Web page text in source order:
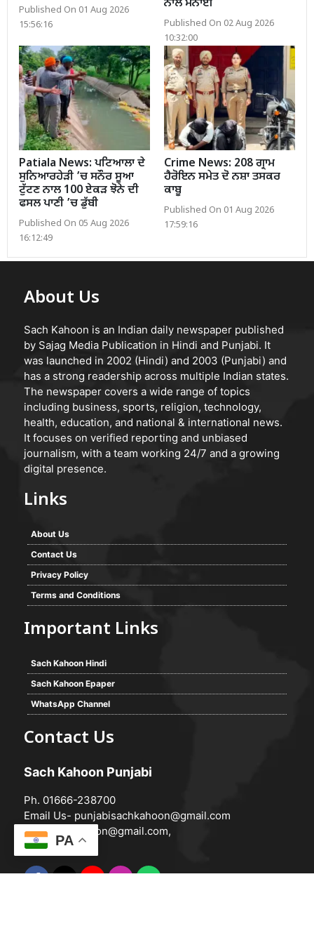
Published On 01 Aug 2026
15:56:16
ਨਾਲ ਮਨਾਈ
Published On 02 Aug 2026
10:32:00
Patiala News: ਪਟਿਆਲਾ ਦੇ
ਸੁਨਿਆਰਹੇੜੀ ’ਚ ਸਨੌਰ ਸੂਆ
ਟੁੱਟਣ ਨਾਲ 100 ਏਕੜ ਝੋਨੇ ਦੀ
ਫਸਲ ਪਾਣੀ ’ਚ ਡੁੱਬੀ
Published On 05 Aug 2026
16:12:49
Crime News: 208 ਗ੍ਰਾਮ
ਹੈਰੋਇਨ ਸਮੇਤ ਦੋ ਨਸ਼ਾ ਤਸਕਰ
ਕਾਬੂ
Published On 01 Aug 2026
17:59:16
About Us
Sach Kahoon is an Indian daily newspaper published
by Sajag Media Publication in Hindi and Punjabi. It
was launched in 2002 (Hindi) and 2003 (Punjabi) and
has a strong readership across multiple Indian states.
The newspaper covers a wide range of topics
including business, sports, religion, technology,
health, education, and national & international news.
It focuses on verified reporting and unbiased
journalism, with a team working 24/7 and a growing
digital presence.
Links
About Us
Contact Us
Privacy Policy
Terms and Conditions
Important Links
Sach Kahoon Hindi
Sach Kahoon Epaper
WhatsApp Channel
Contact Us
Sach Kahoon Punjabi
Ph. 01666-238700
Email Us- punjabisachkahoon@gmail.com
hindisachkahoon@gmail.com,
PA